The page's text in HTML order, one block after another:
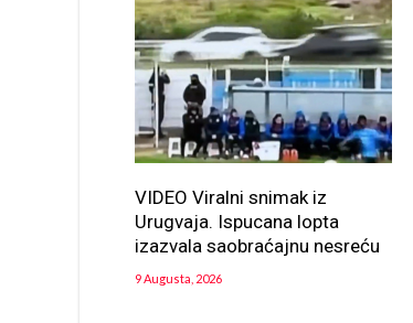
VIDEO Viralni snimak iz
Urugvaja. Ispucana lopta
izazvala saobraćajnu nesreću
9 Augusta, 2026